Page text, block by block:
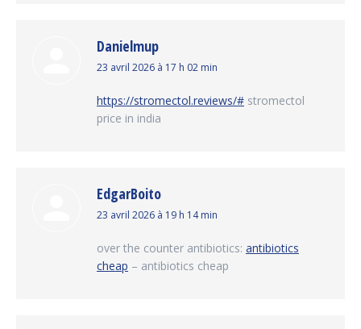
Danielmup
dit
23 avril 2026 à 17 h 02 min
https://stromectol.reviews/# stromectol
price in india
EdgarBoito
dit
23 avril 2026 à 19 h 14 min
over the counter antibiotics: antibiotics
cheap – antibiotics cheap